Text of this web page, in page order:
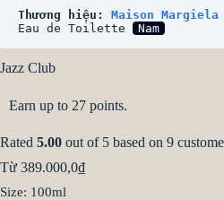
Thương hiệu: Maison Margiela
Eau de Toilette
Nam
Jazz Club
Earn up to 27 points.
Rated 5.00 out of 5 based on 9
Từ 389.000,0₫
Size: 100ml